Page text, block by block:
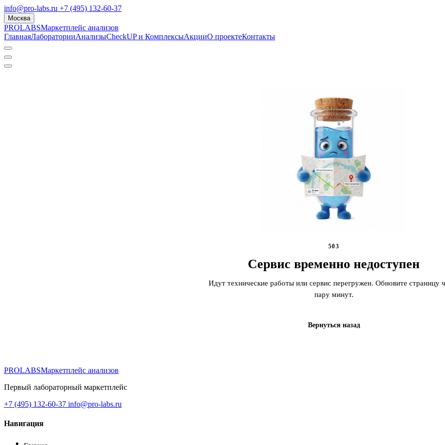
info@pro-labs.ru +7 (495) 132-60-37
Москва
PROLABSМаркетплейс анализов
ГлавнаяЛабораторииАнализыCheckUP и КомплексыАкцииО проектеКонтакты
503
Сервис временно недоступен
Идут технические работы или сервис перегружен. Обновите страницу
пару минут.
Вернуться назад
PROLABSМаркетплейс анализов
Первый лабораторный маркетплейс
+7 (495) 132-60-37 info@pro-labs.ru
Навигация